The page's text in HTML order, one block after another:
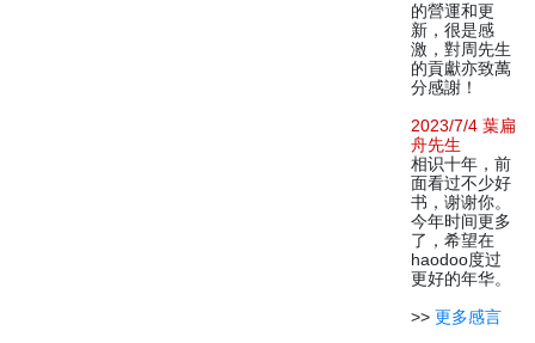
的營運和更
新，很是感
激，對周先生
的貢獻亦致萬
分感謝！
2023/7/4 葉扁
舟先生
相识十年，前
面看过不少好
书，谢谢你。
今年时间更多
了，希望在
haodoo度过
更好的年华。
>> 更多感言